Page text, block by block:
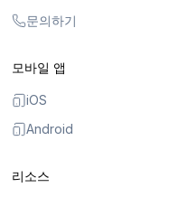
문의하기
모바일 앱
iOS
Android
리소스